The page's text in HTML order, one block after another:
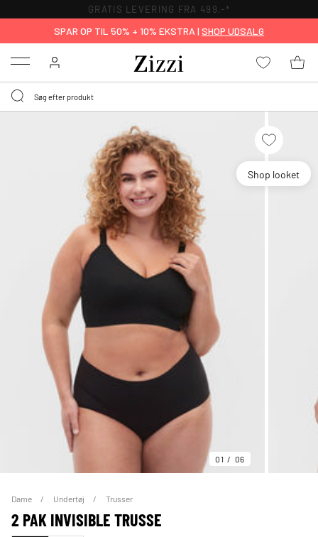
GRATIS LEVERING FRA 499,-*
SPAR OP TIL 50% + 10% EKSTRA | SHOP UDSALG
Menu
Shop looket
01 06
Dame Undertøj Trusser
2 PAK INVISIBLE TRUSSE